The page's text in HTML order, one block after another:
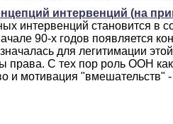
интервенций (на
интервенций становится в
90-х годов появляется
для легитимации
права. С тех пор роль ООН
и мотивация "вмешательств" -